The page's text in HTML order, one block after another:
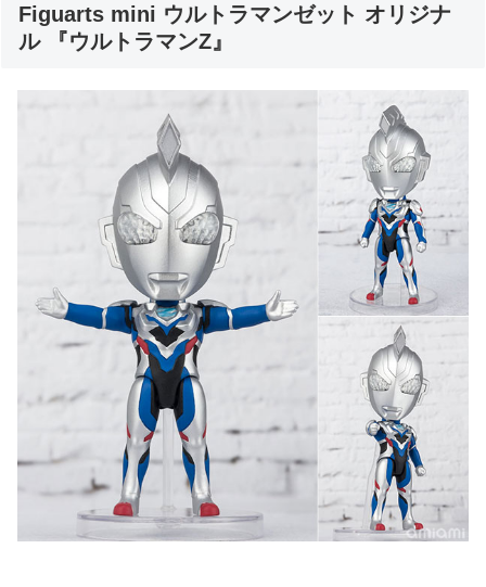
Figuarts mini ウルトラマンゼット オリジナ
ル 『ウルトラマンZ』